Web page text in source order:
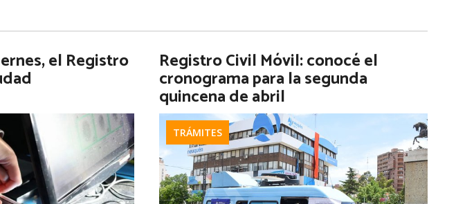
el Registro Registro Civil Móvil: conocé el
cronograma para la segunda
quincena de abril
TRÁMITES